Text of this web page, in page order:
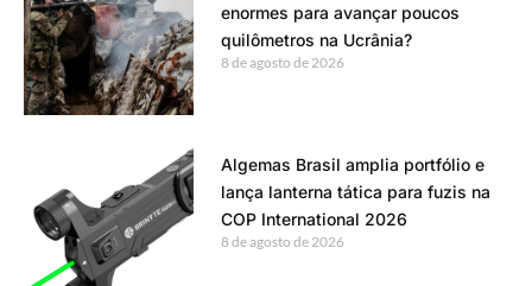
enormes para avançar poucos
quilômetros na Ucrânia?
8 de agosto de 2026
Algemas Brasil amplia portfólio e
lança lanterna tática para fuzis na
COP International 2026
8 de agosto de 2026